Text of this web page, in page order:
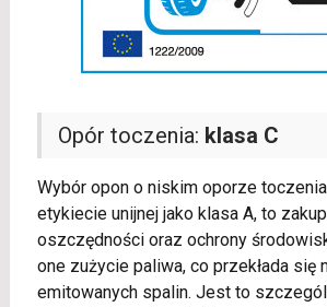
Opór toczenia: klasa C
Wybór opon o niskim oporze
etykiecie unijnej jako klasa A, to
oszczędności oraz ochrony
one zużycie paliwa, co przekłada się
emitowanych spalin. Jest to